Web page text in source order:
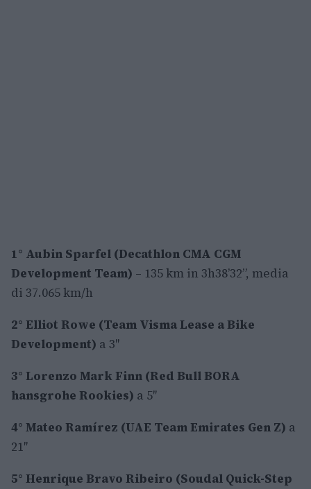
1° Aubin Sparfel (Decathlon CMA CGM
Development Team) – 135 km in 3h38’32”, media
di 37.065 km/h
2° Elliot Rowe (Team Visma Lease a Bike
Development) a 3″
3° Lorenzo Mark Finn (Red Bull BORA
hansgrohe Rookies) a 5″
4° Mateo Ramírez (UAE Team Emirates Gen Z) a
21″
5° Henrique Bravo Ribeiro (Soudal Quick-Step